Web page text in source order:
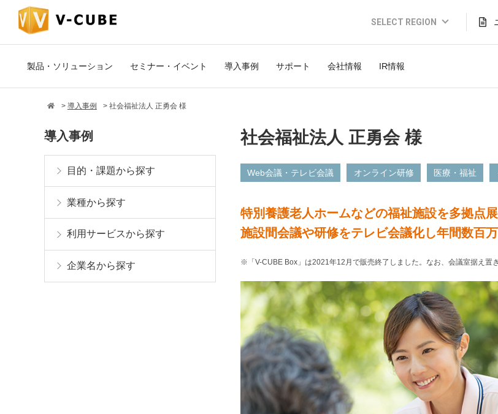
SELECT REGION
Global Website (English)
JAPAN (日本語)
INDONESIA (Bahasa)
TAIWAN(繁體)
製品・ソリューション セミナー・イベント 導入事例 サポート 会社情報 IR情報
導入事例 社会福祉法人 正勇会 様
社会福祉法人 正勇会 様
Web会議・テレビ会議 オンライン研修 医療・福祉
特別養護老人ホームなどの福祉施設を多拠点
施設間会議や研修をテレビ会議化し年間数百
※「V-CUBE Box」は2021年12月で販売終了しました。なお、会議室据え置
導入事例
目的・課題から探す
業種から探す
利用サービスから探す
企業名から探す